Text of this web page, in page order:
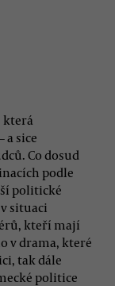
která
a sice
Co dosud
podle
politické
situaci
kteří mají
v drama, které
tak dále
politice